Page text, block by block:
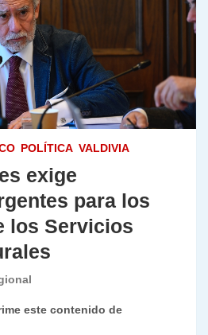
POLÍTICA VALDIVIA
exige
para los
los Servicios
este contenido de